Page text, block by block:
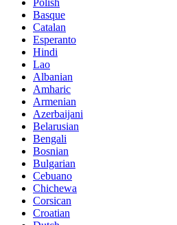
Polish
Basque
Catalan
Esperanto
Hindi
Lao
Albanian
Amharic
Armenian
Azerbaijani
Belarusian
Bengali
Bosnian
Bulgarian
Cebuano
Chichewa
Corsican
Croatian